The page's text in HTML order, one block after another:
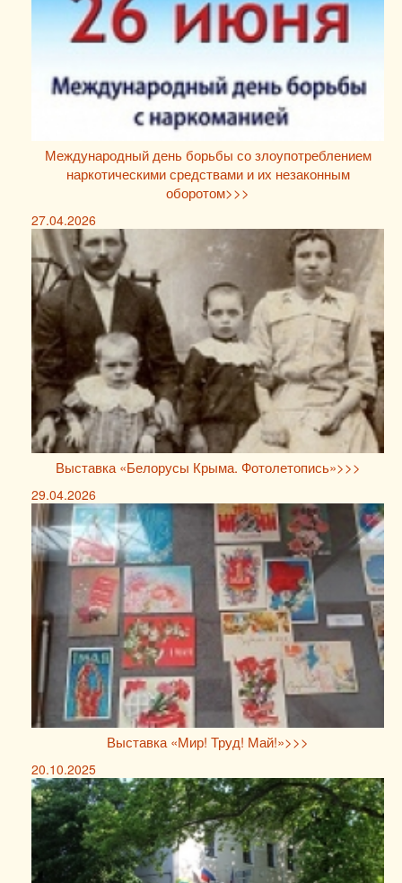
Международный день борьбы со злоупотреблением
наркотическими средствами и их незаконным
оборотом>>>
27.04.2026
Выставка «Белорусы Крыма. Фотолетопись»>>>
29.04.2026
Выставка «Мир! Труд! Май!»>>>
20.10.2025